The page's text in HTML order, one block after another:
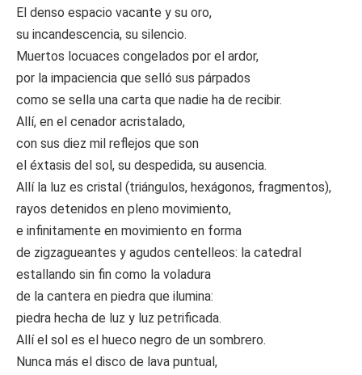
El denso espacio vacante y su oro,
su incandescencia, su silencio.
Muertos locuaces congelados por el ardor,
por la impaciencia que selló sus párpados
como se sella una carta que nadie ha de recibir.
Allí, en el cenador acristalado,
con sus diez mil reflejos que son
el éxtasis del sol, su despedida, su ausencia.
Allí la luz es cristal (triángulos, hexágonos, fragmentos),
rayos detenidos en pleno movimiento,
e infinitamente en movimiento en forma
de zigzagueantes y agudos centelleos: la catedral
estallando sin fin como la voladura
de la cantera en piedra que ilumina:
piedra hecha de luz y luz petrificada.
Allí el sol es el hueco negro de un sombrero.
Nunca más el disco de lava puntual,